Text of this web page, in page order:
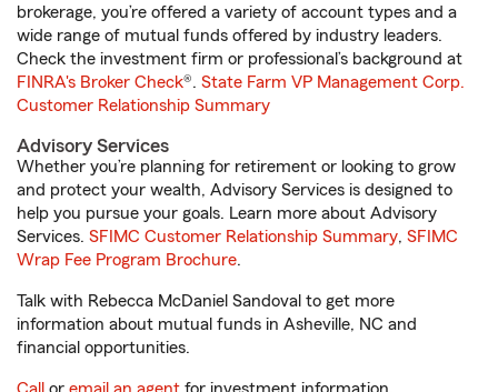
brokerage, you’re offered a variety of account types and a
wide range of mutual funds offered by industry leaders.
Check the investment firm or professional’s background at
FINRA's Broker Check®. State Farm VP Management Corp.
Customer Relationship Summary
Advisory Services
Whether you’re planning for retirement or looking to grow
and protect your wealth, Advisory Services is designed to
help you pursue your goals. Learn more about Advisory
Services. SFIMC Customer Relationship Summary, SFIMC
Wrap Fee Program Brochure.
Talk with Rebecca McDaniel Sandoval to get more
information about mutual funds in Asheville, NC and
financial opportunities.